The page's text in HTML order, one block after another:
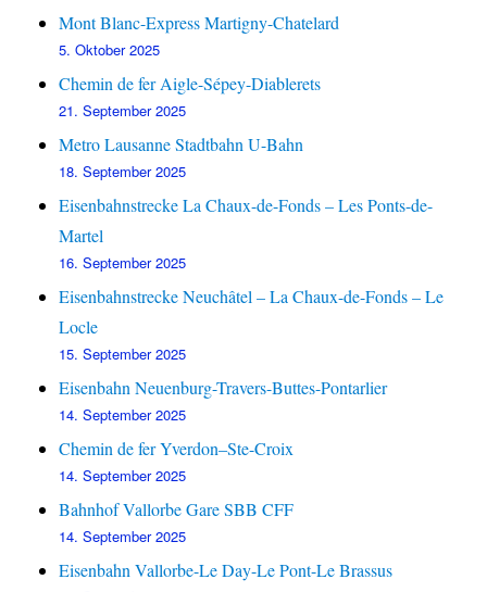
Mont Blanc-Express Martigny-Chatelard
5. Oktober 2025
Chemin de fer Aigle-Sépey-Diablerets
21. September 2025
Metro Lausanne Stadtbahn U-Bahn
18. September 2025
Eisenbahnstrecke La Chaux-de-Fonds – Les Ponts-de-
Martel
16. September 2025
Eisenbahnstrecke Neuchâtel – La Chaux-de-Fonds – Le
Locle
15. September 2025
Eisenbahn Neuenburg-Travers-Buttes-Pontarlier
14. September 2025
Chemin de fer Yverdon–Ste-Croix
14. September 2025
Bahnhof Vallorbe Gare SBB CFF
14. September 2025
Eisenbahn Vallorbe-Le Day-Le Pont-Le Brassus